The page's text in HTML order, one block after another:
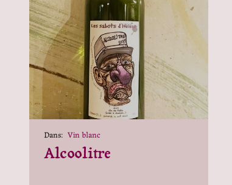
Dans: Vin blanc
Alcoolitre